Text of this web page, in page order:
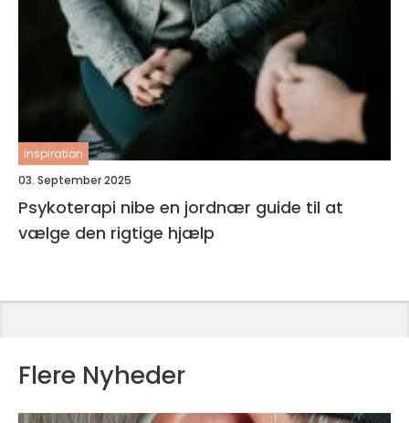
inspiration
03. September 2025
Psykoterapi nibe en jordnær guide til at
vælge den rigtige hjælp
Flere Nyheder